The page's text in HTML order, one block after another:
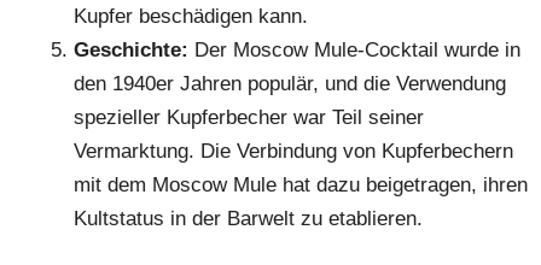
Kupfer beschädigen kann.
Geschichte: Der Moscow Mule-Cocktail wurde in
den 1940er Jahren populär, und die Verwendung
spezieller Kupferbecher war Teil seiner
Vermarktung. Die Verbindung von Kupferbechern
mit dem Moscow Mule hat dazu beigetragen, ihren
Kultstatus in der Barwelt zu etablieren.